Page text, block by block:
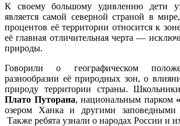
К своему большому удивлению дети
является самой северной страной в
процентов её территории относится к
её главная отличительная черта —
природы.
Говорили о географическом
разнообразии её природных зон, о
природу территории страны.
Плато Путорана, национальным парком
озером Ханка и другими заповедными
Также ребята узнали о народах России и